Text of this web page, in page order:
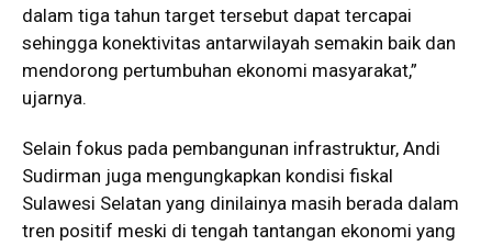
dalam tiga tahun target tersebut dapat tercapai
sehingga konektivitas antarwilayah semakin baik dan
mendorong pertumbuhan ekonomi masyarakat,”
ujarnya.
Selain fokus pada pembangunan infrastruktur, Andi
Sudirman juga mengungkapkan kondisi fiskal
Sulawesi Selatan yang dinilainya masih berada dalam
tren positif meski di tengah tantangan ekonomi yang